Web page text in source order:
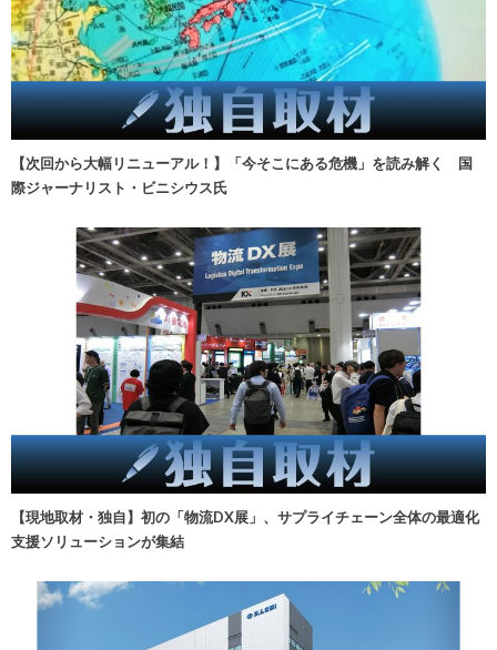
【次回から大幅リニューアル！】「今そこにある危機」を読み解く 国
際ジャーナリスト・ビニシウス氏
【現地取材・独自】初の「物流DX展」、サプライチェーン全体の最適化
支援ソリューションが集結